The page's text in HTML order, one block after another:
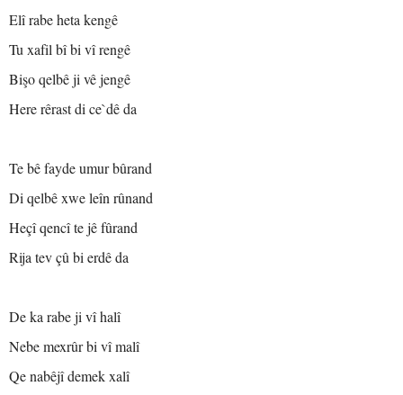
Elî rabe heta kengê
Tu xafil bî bi vî rengê
Bişo qelbê ji vê jengê
Here rêrast di ce`dê da
Te bê fayde umur bûrand
Di qelbê xwe leîn rûnand
Heçî qencî te jê fûrand
Rija tev çû bi erdê da
De ka rabe ji vî halî
Nebe mexrûr bi vî malî
Qe nabêjî demek xalî